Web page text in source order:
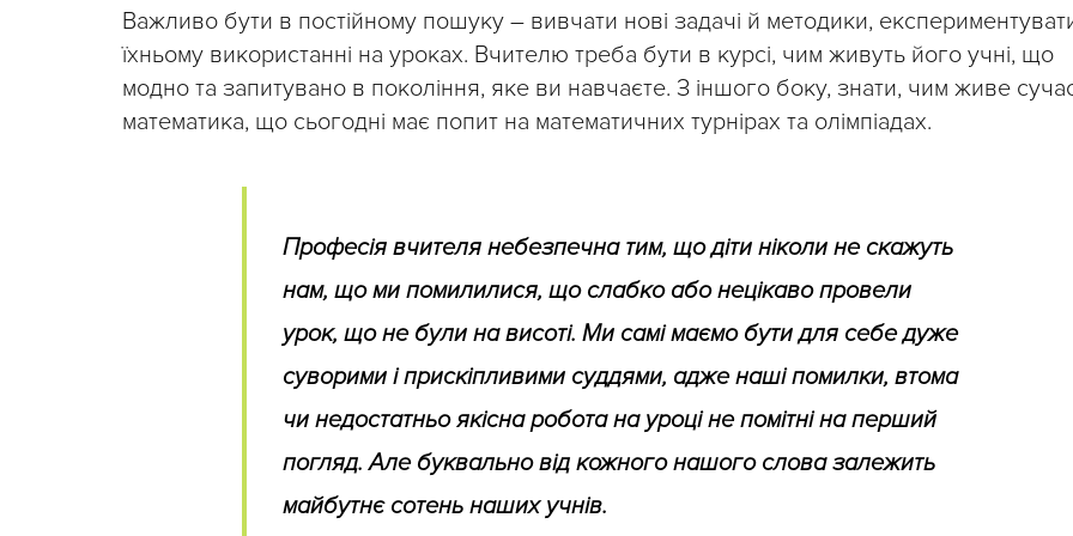
Важливо бути в постійному пошуку – вивчати нові задачі й методики,
їхньому використанні на уроках. Вчителю треба бути в курсі, чим живуть його учні, що
модно та запитувано в покоління, яке ви навчаєте. З іншого боку, знати, чим живе
математика, що сьогодні має попит на математичних турнірах та олімпіадах.
Професія вчителя небезпечна тим, що діти ніколи не скажуть
нам, що ми помилилися, що слабко або нецікаво провели
урок, що не були на висоті. Ми самі маємо бути для себе дуже
суворими і прискіпливими суддями, адже наші помилки, втома
чи недостатньо якісна робота на уроці не помітні на перший
погляд. Але буквально від кожного нашого слова залежить
майбутнє сотень наших учнів.